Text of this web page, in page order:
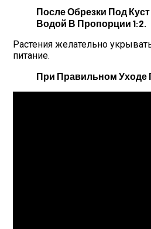
После Обрезки Под
Водой В Пропорции 1:2.
Растения желательно
питание.
При Правильном Уходе